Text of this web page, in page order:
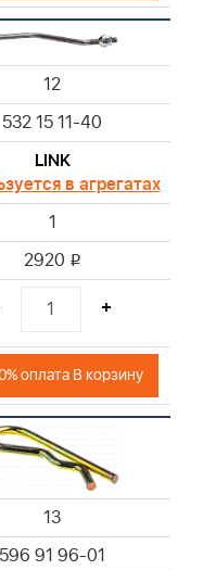
12
532 15 11-40
LINK
в агрегатах
1
2920 i
+
оплата В корзину
13
596 91 96-01